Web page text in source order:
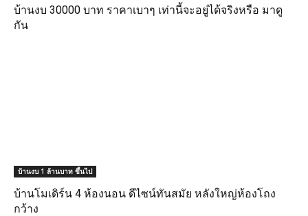
บ้านงบ 30000 บาท ราคาเบาๆ เท่านี้จะอยู่ได้จริงหรือ มาดู
กัน
บ้านงบ 1 ล้านบาท ขึ้นไป
บ้านโมเดิร์น 4 ห้องนอน ดีไซน์ทันสมัย หลังใหญ่ห้องโถง
กว้าง